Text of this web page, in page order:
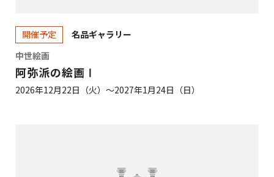
開催予定
名品ギャラリー
中世絵画
阿弥派の絵画Ⅰ
2026年12月22日（火）～2027年1月24日（日）